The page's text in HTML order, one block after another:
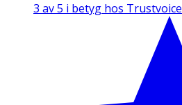
3 av 5 i betyg hos Trustvoice